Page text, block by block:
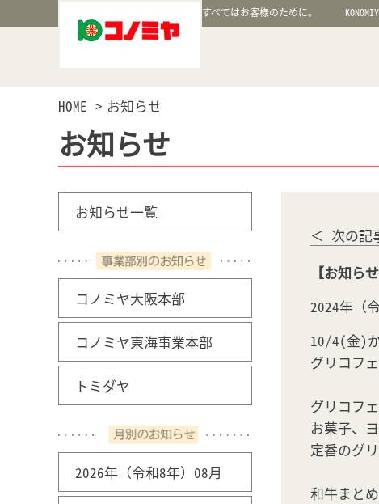
すべてはお客様のために。
HOME お知らせ
お知らせ
お知らせ一覧
コノミヤ大阪本部
コノミヤ東海事業本部
トミダヤ
2026年（令和8年）08月
＜ 次の記
【お知
2024年（
10/4(金)
グリコフ
グリコフ
お菓子、
定番のグ
和牛まと